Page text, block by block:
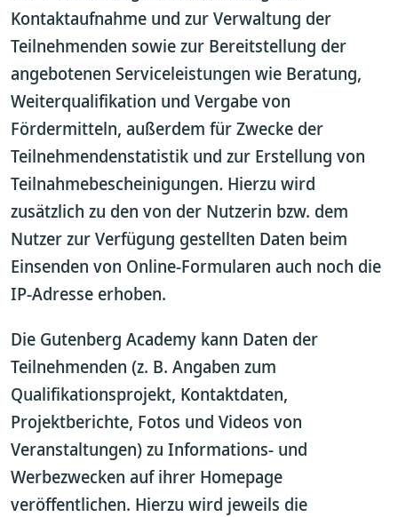
Kontaktaufnahme und zur Verwaltung der
Teilnehmenden sowie zur Bereitstellung der
angebotenen Serviceleistungen wie Beratung,
Weiterqualifikation und Vergabe von
Fördermitteln, außerdem für Zwecke der
Teilnehmendenstatistik und zur Erstellung von
Teilnahmebescheinigungen. Hierzu wird
zusätzlich zu den von der Nutzerin bzw. dem
Nutzer zur Verfügung gestellten Daten beim
Einsenden von Online-Formularen auch noch die
IP-Adresse erhoben.
Die Gutenberg Academy kann Daten der
Teilnehmenden (z. B. Angaben zum
Qualifikationsprojekt, Kontaktdaten,
Projektberichte, Fotos und Videos von
Veranstaltungen) zu Informations- und
Werbezwecken auf ihrer Homepage
veröffentlichen. Hierzu wird jeweils die